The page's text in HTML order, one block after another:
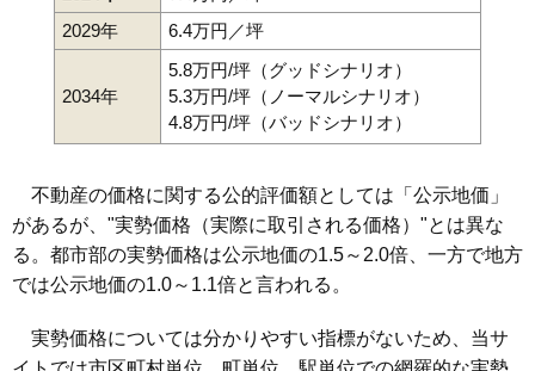
2029年
6.4万円／坪
2034年
5.8万円/坪（グッドシナリオ）
5.3万円/坪（ノーマルシナリオ）
4.8万円/坪（バッドシナリオ）
不動産の価格に関する公的評価額としては「公示地価」
があるが、"実勢価格（実際に取引される価格）"とは異な
る。都市部の実勢価格は公示地価の1.5～2.0倍、一方で地方
では公示地価の1.0～1.1倍と言われる。
実勢価格については分かりやすい指標がないため、当サ